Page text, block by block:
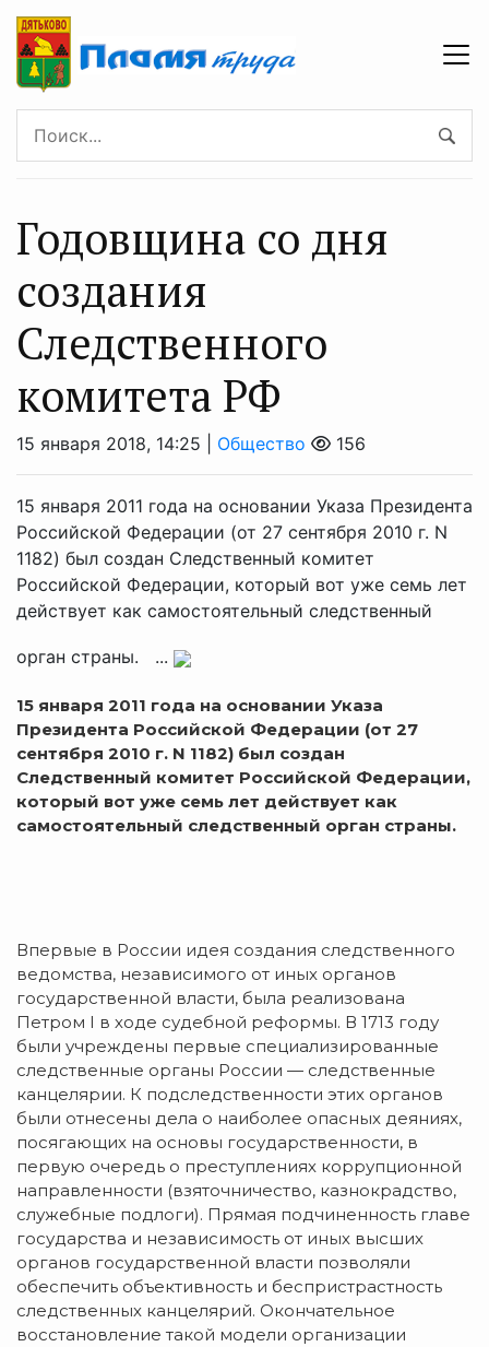
Годовщина со дня
создания
Следственного
комитета РФ
15 января 2018, 14:25 | Общество 156
15 января 2011 года на основании Указа Президента
Российской Федерации (от 27 сентября 2010 г. N
1182) был создан Следственный комитет
Российской Федерации, который вот уже семь лет
действует как самостоятельный следственный
орган страны. ...
15 января 2011 года на основании Указа
Президента Российской Федерации (от 27
сентября 2010 г. N 1182) был создан
Следственный комитет Российской Федерации,
который вот уже семь лет действует как
самостоятельный следственный орган страны.
Впервые в России идея создания следственного
ведомства, независимого от иных органов
государственной власти, была реализована
Петром I в ходе судебной реформы. В 1713 году
были учреждены первые специализированные
следственные органы России — следственные
канцелярии. К подследственности этих органов
были отнесены дела о наиболее опасных деяниях,
посягающих на основы государственности, в
первую очередь о преступлениях коррупционной
направленности (взяточничество, казнокрадство,
служебные подлоги). Прямая подчиненность главе
государства и независимость от иных высших
органов государственной власти позволяли
обеспечить объективность и беспристрастность
следственных канцелярий. Окончательное
восстановление такой модели организации